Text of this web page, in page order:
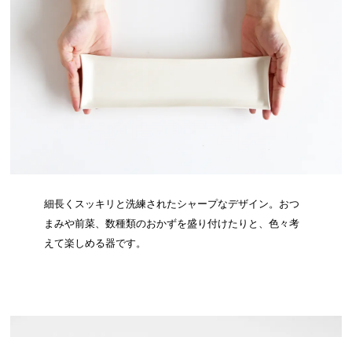
細長くスッキリと洗練されたシャープなデザイン。おつ
まみや前菜、数種類のおかずを盛り付けたりと、色々考
えて楽しめる器です。